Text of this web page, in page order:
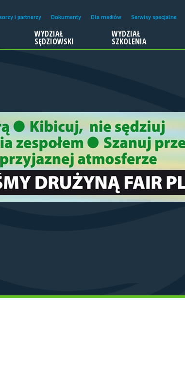
i partnerzy Dokumenty Dla mediów Serwisy specjalne
WYDZIAŁ
SĘDZIOWSKI
WYDZIAŁ
SZKOLENIA